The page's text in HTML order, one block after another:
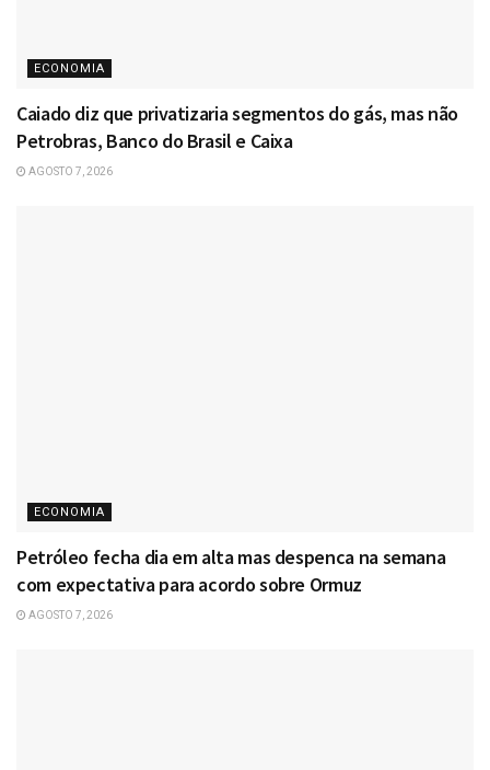
ECONOMIA
Caiado diz que privatizaria segmentos do gás, mas não
Petrobras, Banco do Brasil e Caixa
AGOSTO 7, 2026
ECONOMIA
Petróleo fecha dia em alta mas despenca na semana
com expectativa para acordo sobre Ormuz
AGOSTO 7, 2026